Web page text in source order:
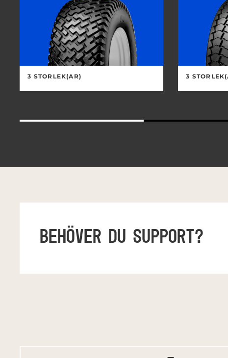
3 STORLEK(AR) 3
BEHÖVER DU SUPPORT?